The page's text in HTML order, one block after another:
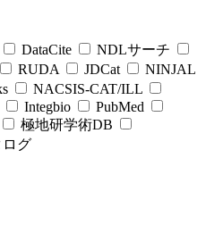
DataCite
NDLサーチ
RUDA JDCat
NINJAL
NACSIS-CAT/ILL
Integbio
PubMed
極地研学術DB
グ